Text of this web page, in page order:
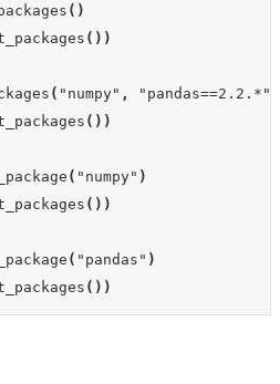
()
())
( "numpy" , "pandas==2.2.*"
())
( "numpy" )
())
( "pandas" )
())